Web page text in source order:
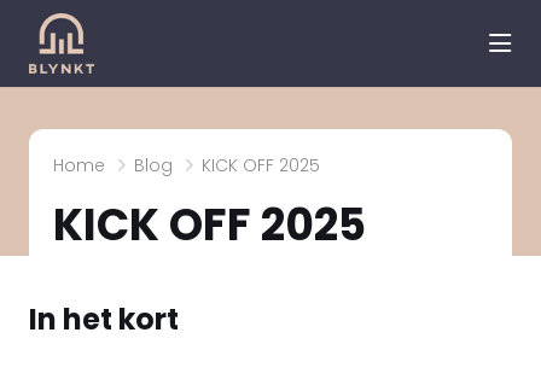
Home Blog KICK OFF 2025
KICK OFF 2025
In het kort